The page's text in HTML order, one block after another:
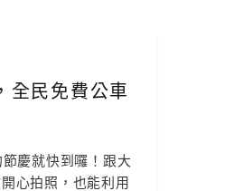
全民免費公車
慶就快到囉！跟大
心拍照，也能利用